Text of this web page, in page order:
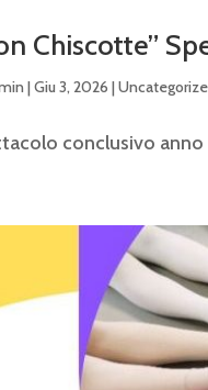
Chiscotte”
|Giu 3, 2026 |
conclusivo